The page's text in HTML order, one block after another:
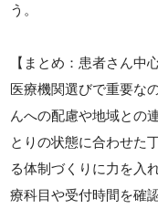
う。
【まとめ：患者さん中
医療機関選びで重要な
んへの配慮や地域との
とりの状態に合わせた
る体制づくりに力を入
療科目や受付時間を確